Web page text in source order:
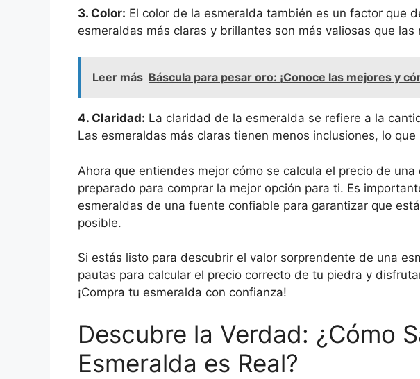
3. Color: El color de la esmeralda también es un factor que
esmeraldas más claras y brillantes son más valiosas que las
Leer más Báscula para pesar oro: ¡Conoce las mejores y
4. Claridad: La claridad de la esmeralda se refiere a la
Las esmeraldas más claras tienen menos inclusiones, lo
Ahora que entiendes mejor cómo se calcula el precio de
preparado para comprar la mejor opción para ti. Es
esmeraldas de una fuente confiable para garantizar que
posible.
Si estás listo para descubrir el valor sorprendente de una
pautas para calcular el precio correcto de tu piedra y
¡Compra tu esmeralda con confianza!
Descubre la Verdad: ¿Cómo
Esmeralda es Real?